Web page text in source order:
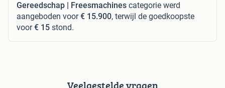
Gereedschap | Freesmachines categorie werd
aangeboden voor€ 15.900, terwijl de goedkoopste
voor€ 15 stond.